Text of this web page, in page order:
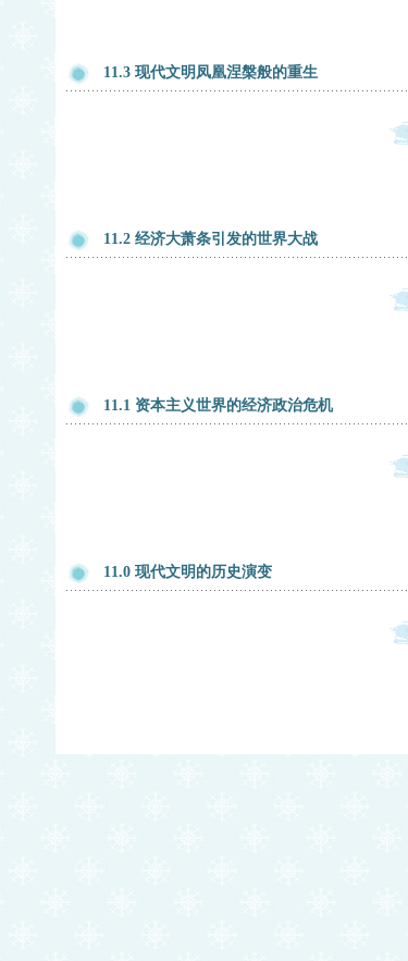
11.3 现代文明凤凰涅槃般的重生
11.2 经济大萧条引发的世界大战
11.1 资本主义世界的经济政治危机
11.0 现代文明的历史演变